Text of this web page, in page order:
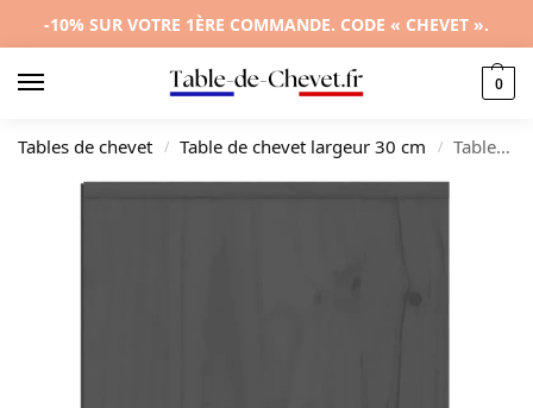
-10% SUR VOTRE 1ÈRE COMMANDE. CODE « CHEVET ».
0
Tables de chevet / Table de chevet largeur 30 cm / Table de nuit pin gris design moderne tablette, 40x30x40cm